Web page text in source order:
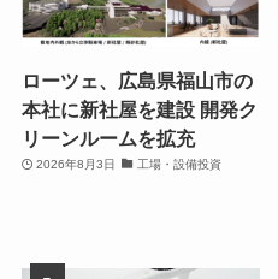
ローツェ、広島県福山市の
本社に新社屋を建設 開発ク
リーンルームを拡充
2026年8月3日 工場・設備投資